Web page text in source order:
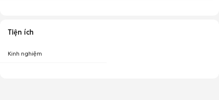
Tiện ích
Kinh nghiệm